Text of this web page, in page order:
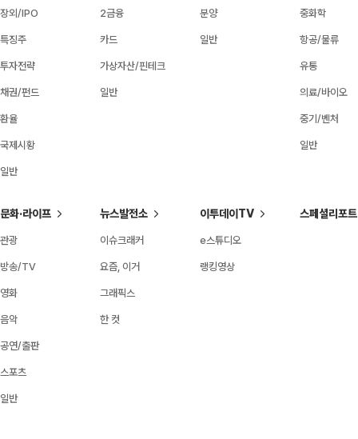
장외/IPO
특징주
투자전략
채권/펀드
환율
국제시황
일반
2금융
카드
가상자산/핀테크
일반
분양
일반
중화학
항공/물류
유통
의료/바이오
중기/벤처
일반
문화·라이프
관광
방송/TV
영화
음악
공연/출판
스포츠
일반
뉴스발전소
이슈크래커
요즘, 이거
그래픽스
한 컷
이투데이TV
e스튜디오
랭킹영상
스페셜리포트